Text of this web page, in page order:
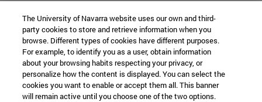
The University of Navarra website uses our own and third-
party cookies to store and retrieve information when you
browse. Different types of cookies have different purposes.
For example, to identify you as a user, obtain information
about your browsing habits respecting your privacy, or
personalize how the content is displayed. You can select the
cookies you want to enable or accept them all. This banner
will remain active until you choose one of the two options.